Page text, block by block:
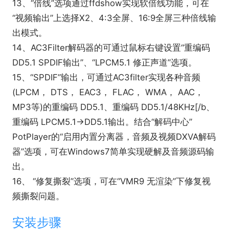
13、“倍线”选项通过ffdshow实现软倍线功能，可在
“视频输出”上选择X2、4:3全屏、16:9全屏三种倍线输
出模式。
14、AC3Filter解码器的可通过鼠标右键设置“重编码
DD5.1 SPDIF输出”、“LPCM5.1 修正声道”选项。
15、“SPDIF”输出，可通过AC3filter实现各种音频
(LPCM， DTS， EAC3， FLAC， WMA， AAC，
MP3等)的重编码 DD5.1、重编码 DD5.1/48KHz[/b、
重编码 LPCM5.1→DD5.1输出。结合“解码中心”
PotPlayer的“启用内置分离器，音频及视频DXVA解码
器”选项，可在Windows7简单实现硬解及音频源码输
出。
16、 “修复撕裂”选项，可在“VMR9 无渲染”下修复视
频撕裂问题。
安装步骤